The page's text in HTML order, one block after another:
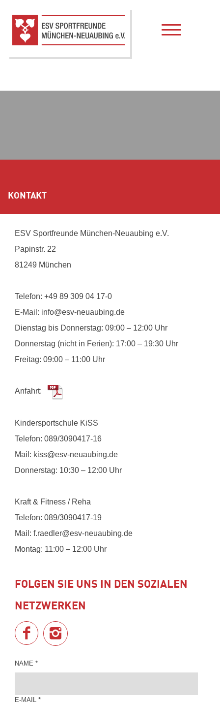
KONTAKT
ESV Sportfreunde München-Neuaubing e.V.
Papinstr. 22
81249 München
Telefon: +49 89 309 04 17-0
E-Mail: info@esv-neuaubing.de
Dienstag bis Donnerstag: 09:00 – 12:00 Uhr
Donnerstag (nicht in Ferien): 17:00 – 19:30 Uhr
Freitag: 09:00 – 11:00 Uhr
Anfahrt:
Kindersportschule KiSS
Telefon: 089/3090417-16
Mail: kiss@esv-neuaubing.de
Donnerstag: 10:30 – 12:00 Uhr
Kraft & Fitness / Reha
Telefon: 089/3090417-19
Mail: f.raedler@esv-neuaubing.de
Montag: 11:00 – 12:00 Uhr
FOLGEN SIE UNS IN DEN SOZIALEN
NETZWERKEN
NAME *
E-MAIL *